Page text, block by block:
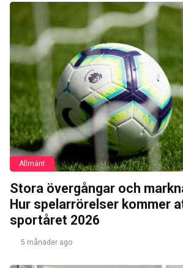
Allmänt
Stora övergångar och
Hur spelarrörelser kommer
sportåret 2026
5 månader ago